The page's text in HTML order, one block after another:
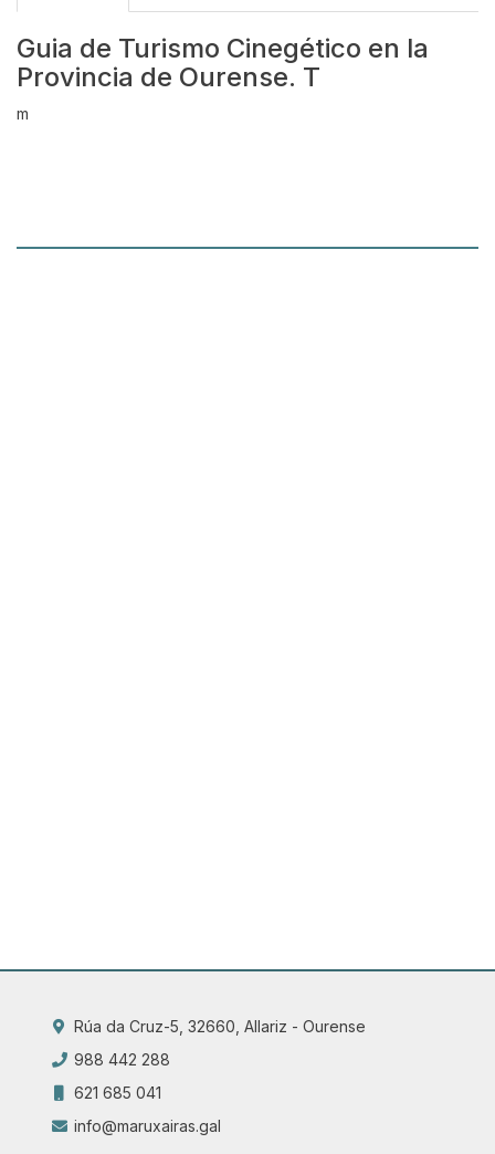
Guia de Turismo Cinegético en la
Provincia de Ourense. T
m
Rúa da Cruz-5, 32660, Allariz - Ourense
988 442 288
621 685 041
info@maruxairas.gal